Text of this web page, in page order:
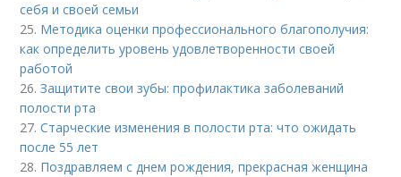
себя и своей семьи
25. Методика оценки профессионального благополучия:
как определить уровень удовлетворенности своей
работой
26.Защитите свои зубы: профилактика заболеваний
полости рта
27.Старческие изменения в полости рта: что ожидать
после 55 лет
28. Поздравляем с днем рождения, прекрасная женщина